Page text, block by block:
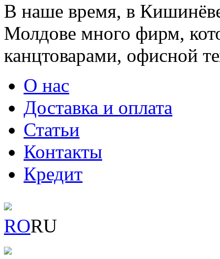
В наше время, в
Молдове много фирм,
канцтоварами, офисной
О нас
Доставка и оплата
Статьи
Контакты
Кредит
RORU